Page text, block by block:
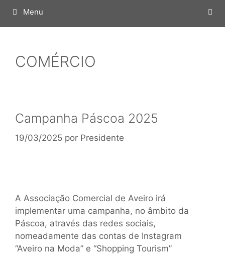
Menu
COMÉRCIO
Campanha Páscoa 2025
19/03/2025 por Presidente
A Associação Comercial de Aveiro irá
implementar uma campanha, no âmbito da
Páscoa, através das redes sociais,
nomeadamente das contas de Instagram
“Aveiro na Moda” e “Shopping Tourism”